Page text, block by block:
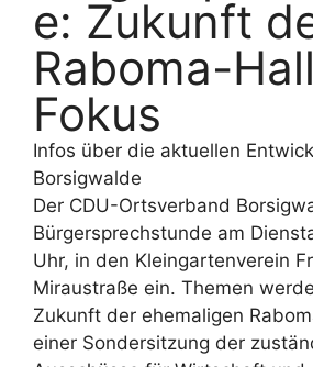
e: Zukunft
Raboma-
Fokus
Infos über die aktuellen
Borsigwalde
Der CDU-Ortsverband
Bürgersprechstunde am
Uhr, in den Kleingartenverein
Miraustraße ein. Themen
Zukunft der ehemaligen
einer Sondersitzung der